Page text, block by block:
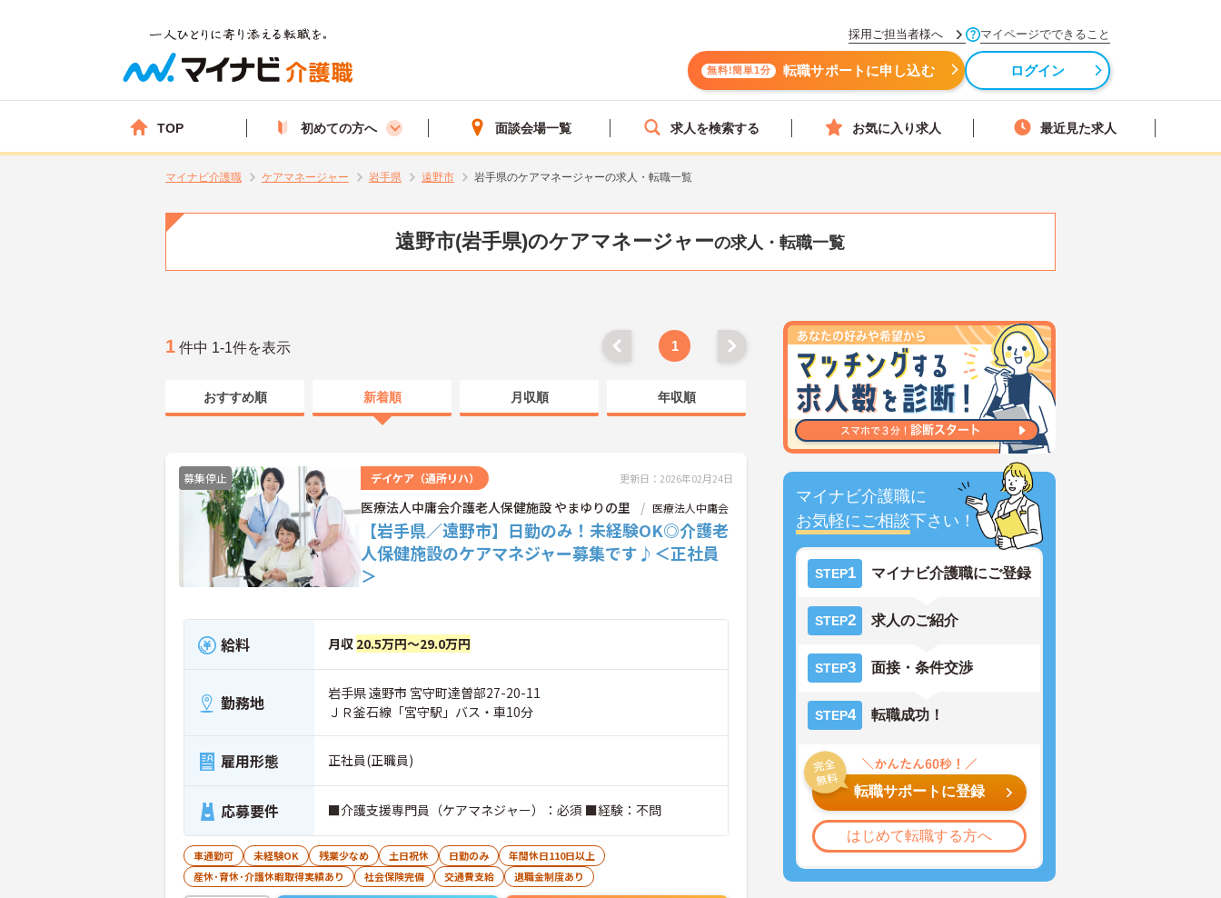
採用ご担当者様へ マイページでできること
無料!簡単1分 転職サポートに申し込む ログイン
TOP 初めての方へ 面談会場一覧 求人を検索する お気に入り求人 最近見た求人
マイナビ介護職 ケアマネージャー 岩手県 遠野市 岩手県のケアマネージャーの求人・転職一覧
遠野市(岩手県)のケアマネージャーの求人・転職一覧
マイナビ介護職に
お気軽にご相談下さい！
STEP1 マイナビ介護職にご登録
STEP2 求人のご紹介
STEP3 面接・条件交渉
STEP4 転職成功！
転職サポートに登録
はじめて転職する方へ
1 件中 1-1件を表示 1
おすすめ順 新着順 月収順 年収順
募集停止 デイケア（通所リハ） 更新日：2026年02月24日
医療法人中庸会介護老人保健施設 やまゆりの里 医療法人中庸会
【岩手県／遠野市】日勤のみ！未経験OK◎介護老
人保健施設のケアマネジャー募集です♪＜正社員
＞
給料 月収 20.5万円～29.0万円
勤務地
岩手県 遠野市 宮守町達曽部27-20-11
ＪＲ釜石線「宮守駅」バス・車10分
雇用形態 正社員(正職員)
応募要件 ■介護支援専門員（ケアマネジャー）：必須 ■経験：不問
車通勤可 未経験OK 残業少なめ 土日祝休 日勤のみ
年間休日110日以上
産休･育休･介護休暇取得実績あり
社会保険完備 交通費支給 退職金制度あり